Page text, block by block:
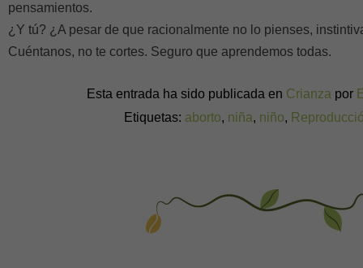
pensamientos.
¿Y tú? ¿A pesar de que racionalmente no lo pienses,
Cuéntanos, no te cortes. Seguro que aprendemos todas.
Esta entrada ha sido publicada en Crianza por
Etiquetas: aborto, niña, niño,